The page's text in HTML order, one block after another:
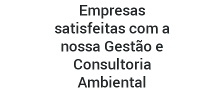
Empresas
satisfeitas com a
nossa Gestão e
Consultoria
Ambiental